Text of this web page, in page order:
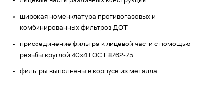
широкая номенклатура противогазовых и
комбинированных фильтров ДОТ
присоединение фильтра к лицевой части с помощью
резьбы круглой 40х4 ГОСТ 8762-75
фильтры выполнены в корпусе из металла